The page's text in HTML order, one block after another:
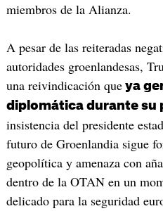
miembros de la Alianza.
A pesar de las reiteradas
autoridades groenlandesas,
una reivindicación queya
diplomática durante su
insistencia del presidente
futuro de Groenlandia sigue
geopolítica y amenaza con
dentro de la OTAN en un
delicado para la seguridad